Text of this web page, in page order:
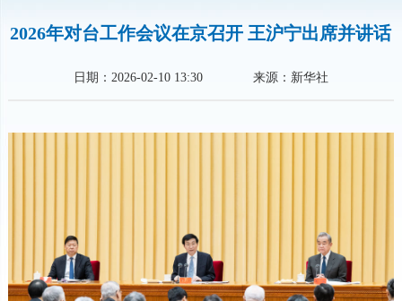
2026年对台工作会议在京召开 王沪宁出席并讲话
日期：2026-02-10 13:30 来源：新华社